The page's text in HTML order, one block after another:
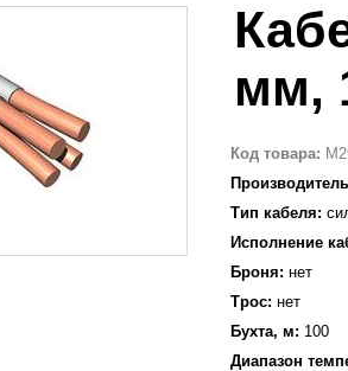
мм,
Код товара:
Тип кабеля:
Исполнение
Броня: нет
Трос: нет
Бухта, м: 100
Диапазон